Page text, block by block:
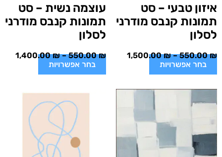
איזון טבעי – סט
תמונות קנבס מודרני
לסלון
550.00₪
–
1,500.00₪
בחר אפשרויות
עוצמה נשית – סט
תמונות קנבס מודרני
לסלון
550.00₪
–
1,400.00₪
בחר אפשרויות